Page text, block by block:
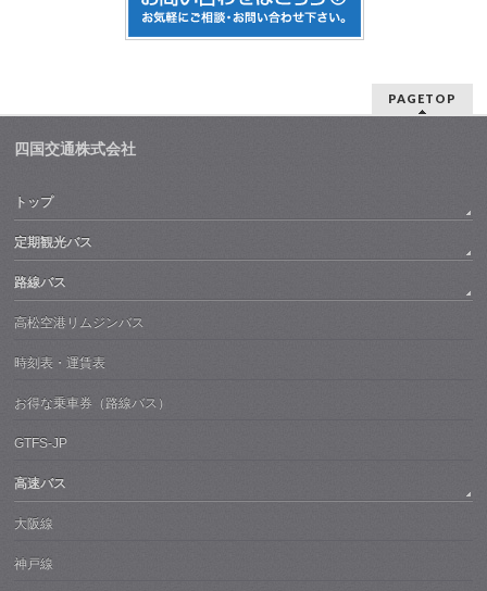
PAGETOP
四国交通株式会社
トップ
定期観光バス
路線バス
高松空港リムジンバス
時刻表・運賃表
お得な乗車券（路線バス）
GTFS-JP
高速バス
大阪線
神戸線